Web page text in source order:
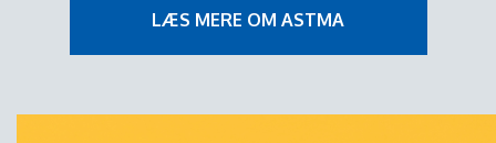
LÆS MERE OM ASTMA